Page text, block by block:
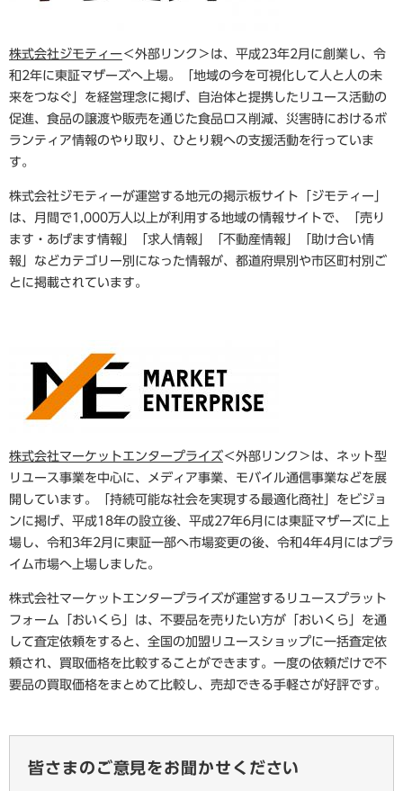
株式会社ジモティー ＜外部リンク＞ は、平成23年2月に創業し、令
和2年に東証マザーズへ上場。「地域の今を可視化して人と人の未
来をつなぐ」を経営理念に掲げ、自治体と提携したリユース活動の
促進、食品の譲渡や販売を通じた食品ロス削減、災害時におけるボ
ランティア情報のやり取り、ひとり親への支援活動を行っていま
す。
株式会社ジモティーが運営する地元の掲示板サイト「ジモティー」
は、月間で1,000万人以上が利用する地域の情報サイトで、「売り
ます・あげます情報」「求人情報」「不動産情報」「助け合い情
報」などカテゴリー別になった情報が、都道府県別や市区町村別ご
とに掲載されています。
株式会社マーケットエンタープライズ＜外部リンク＞ は、ネット型
リユース事業を中心に、メディア事業、モバイル通信事業などを展
開しています。「持続可能な社会を実現する最適化商社」をビジョ
ンに掲げ、平成18年の設立後、平成27年6月には東証マザーズに上
場し、令和3年2月に東証一部へ市場変更の後、令和4年4月にはプラ
イム市場へ上場しました。
株式会社マーケットエンタープライズが運営するリユースプラット
フォーム「おいくら」は、不要品を売りたい方が「おいくら」を通
して査定依頼をすると、全国の加盟リユースショップに一括査定依
頼され、買取価格を比較することができます。一度の依頼だけで不
要品の買取価格をまとめて比較し、売却できる手軽さが好評です。
皆さまのご意見をお聞かせください